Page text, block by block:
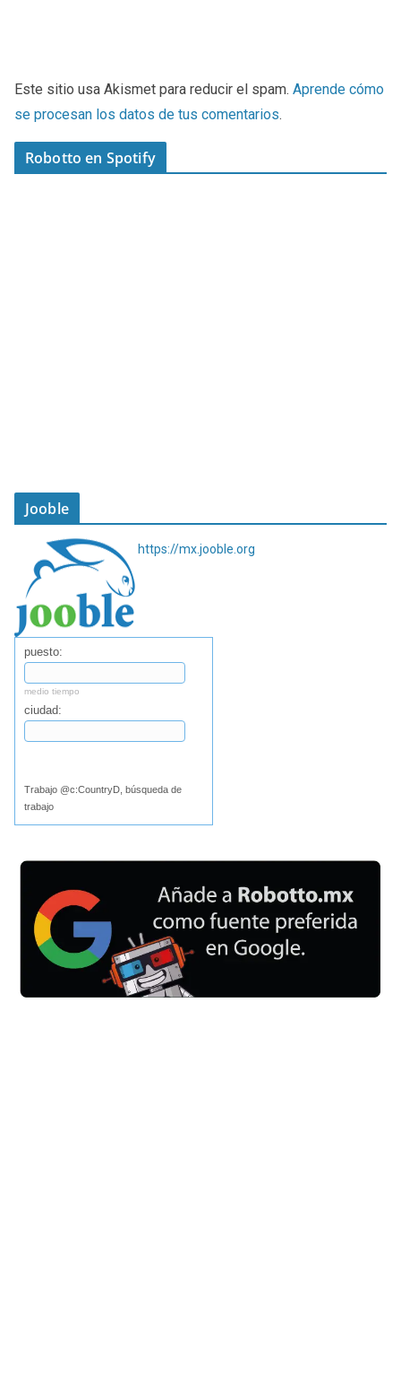
Este sitio usa Akismet para reducir el spam. Aprende cómo
se procesan los datos de tus comentarios.
Robotto en Spotify
Jooble
https://mx.jooble.org
puesto:
medio tiempo
ciudad:
Trabajo @c:CountryD, búsqueda de
trabajo